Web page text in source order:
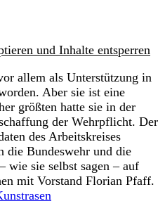
und Inhalte entsperren
allem als Unterstützung in
Aber sie ist eine
größten hatte sie in der
der Wehrpflicht. Der
des Arbeitskreises
die Bundeswehr und die
wie sie selbst sagen – auf
mit Vorstand Florian Pfaff.